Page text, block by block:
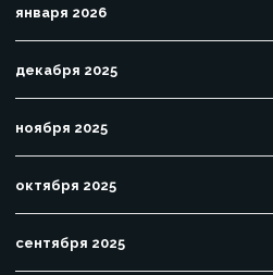
января 2026
декабря 2025
ноября 2025
октября 2025
сентября 2025